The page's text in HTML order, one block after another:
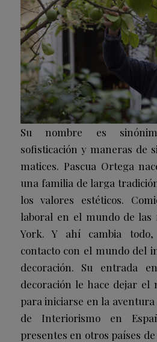
Su nombre es
sofisticación y maneras de
matices. Pascua Ortega
una familia de larga
los valores estéticos.
laboral en el mundo de las
York. Y ahí cambia
contacto con el mundo del
decoración. Su entrada
decoración le hace dejar el
para iniciarse en la
de Interiorismo en
presentes en otros países